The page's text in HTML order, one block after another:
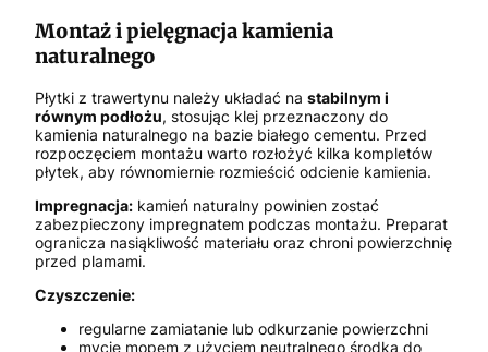
Montaż i pielęgnacja kamienia
naturalnego
Płytki z trawertynu należy układać na stabilnym i
równym podłożu, stosując klej przeznaczony do
kamienia naturalnego na bazie białego cementu. Przed
rozpoczęciem montażu warto rozłożyć kilka kompletów
płytek, aby równomiernie rozmieścić odcienie kamienia.
Impregnacja: kamień naturalny powinien zostać
zabezpieczony impregnatem podczas montażu. Preparat
ogranicza nasiąkliwość materiału oraz chroni powierzchnię
przed plamami.
Czyszczenie:
regularne zamiatanie lub odkurzanie powierzchni
mycie mopem z użyciem neutralnego środka do